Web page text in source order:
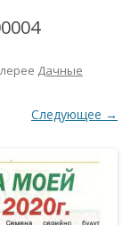
Дачные
Следующее →